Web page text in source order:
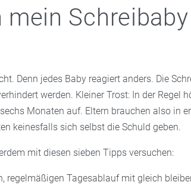
mein Schreibaby
Denn jedes Baby reagiert anders. Die
werden. Kleiner Trost: In der Regel
Monaten auf. Eltern brauchen also in
keinesfalls sich selbst die Schuld geben.
mit diesen sieben Tipps versuchen:
regelmäßigen Tagesablauf mit gleich